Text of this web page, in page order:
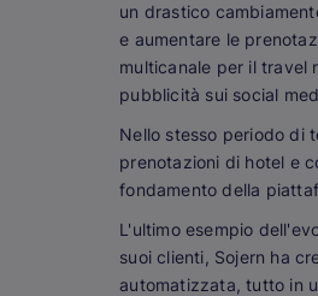
un drastico
e aumentare le
multicanale per il travel
pubblicità sui social
Nello stesso periodo di
prenotazioni di hotel e
fondamento della
L'ultimo esempio
suoi clienti, Sojern ha
automatizzata, tutto in